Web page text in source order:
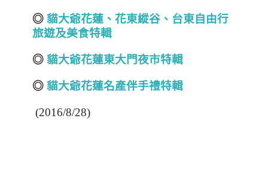
◎ 貓大爺花蓮、花東縱谷、台東自由行
旅遊及美食特輯
◎ 貓大爺花蓮東大門夜市特輯
◎ 貓大爺花蓮名產伴手禮特輯
(2016/8/28)